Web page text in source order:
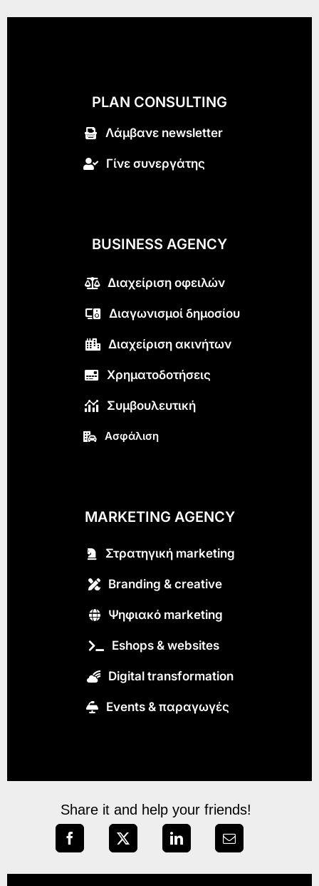
PLAN CONSULTING
Λάμβανε newsletter
Γίνε συνεργάτης
BUSINESS AGENCY
Διαχείριση οφειλών
Διαγωνισμοί δημοσίου
Διαχείριση ακινήτων
Χρηματοδοτήσεις
Συμβουλευτική
Ασφάλιση
MARKETING AGENCY
Στρατηγική marketing
Branding & creative
Ψηφιακό marketing
Eshops & websites
Digital transformation
Εvents & παραγωγές
Share it and help your friends!